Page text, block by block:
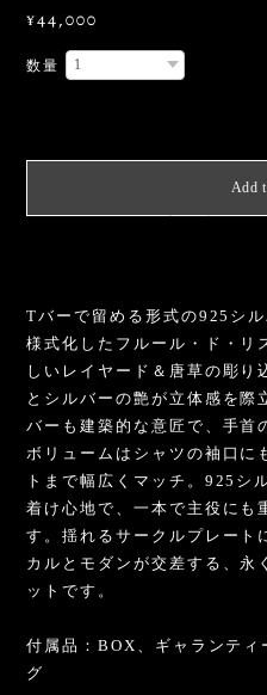
¥44,000
数量
Add
Tバーで留める形式の925シ
様式化したフルール・ド・リ
しいレイヤード＆唐草の彫り
とシルバーの艶が立体感を際
バーも建築的な意匠で、手首
ボリュームはシャツの袖口に
トまで幅広くマッチ。925シ
着け心地で、一本で主役にも
す。揺れるサークルプレート
カルとモダンが交差する、永
ットです。
付属品：BOX、ギャランティ
グ